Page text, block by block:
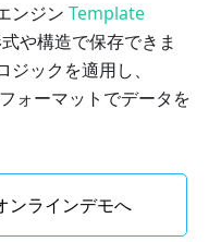
ンジン Template
や構造で保存できま
ックを適用し、
ォーマットでデータを
ンラインデモへ